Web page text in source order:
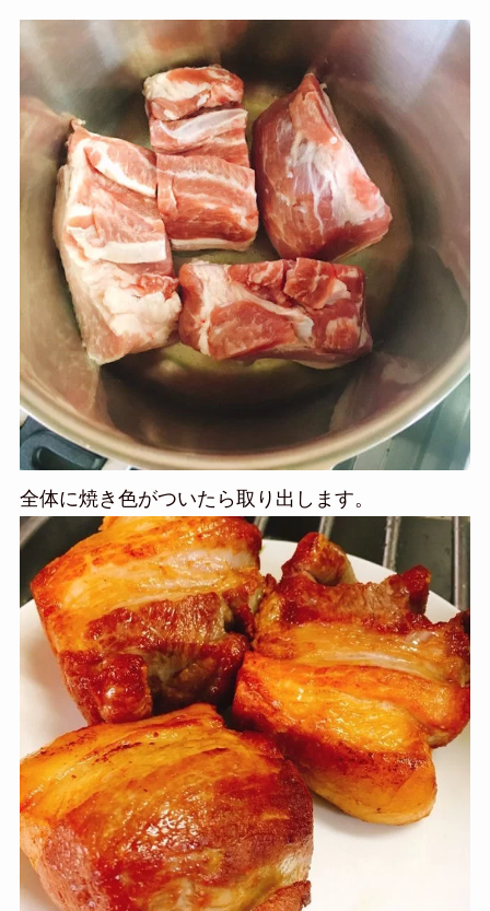
全体に焼き色がついたら取り出します。